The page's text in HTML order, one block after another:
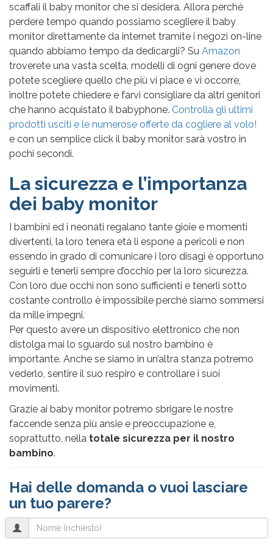
scaffali il baby monitor che si desidera. Allora perchè
perdere tempo quando possiamo scegliere il baby
monitor direttamente da internet tramite i negozi on-line
quando abbiamo tempo da dedicargli? Su Amazon
troverete una vasta scelta, modelli di ogni genere dove
potete scegliere quello che più vi piace e vi occorre,
inoltre potete chiedere e farvi consigliare da altri genitori
che hanno acquistato il babyphone. Controlla gli ultimi
prodotti usciti e le numerose offerte da cogliere al volo!
e con un semplice click il baby monitor sarà vostro in
pochi secondi.
La sicurezza e l’importanza
dei baby monitor
I bambini ed i neonati regalano tante gioie e momenti
divertenti, la loro tenera età li espone a pericoli e non
essendo in grado di comunicare i loro disagi è opportuno
seguirli e tenerli sempre d’occhio per la loro sicurezza.
Con loro due occhi non sono sufficienti e tenerli sotto
costante controllo è impossibile perchè siamo sommersi
da mille impegni.
Per questo avere un dispositivo elettronico che non
distolga mai lo sguardo sul nostro bambino è
importante. Anche se siamo in un’altra stanza potremo
vederlo, sentire il suo respiro e controllare i suoi
movimenti.
Grazie ai baby monitor potremo sbrigare le nostre
faccende senza più ansie e preoccupazione e,
soprattutto, nella totale sicurezza per il nostro
bambino.
Hai delle domanda o vuoi lasciare
un tuo parere?
Name
(richiesto)